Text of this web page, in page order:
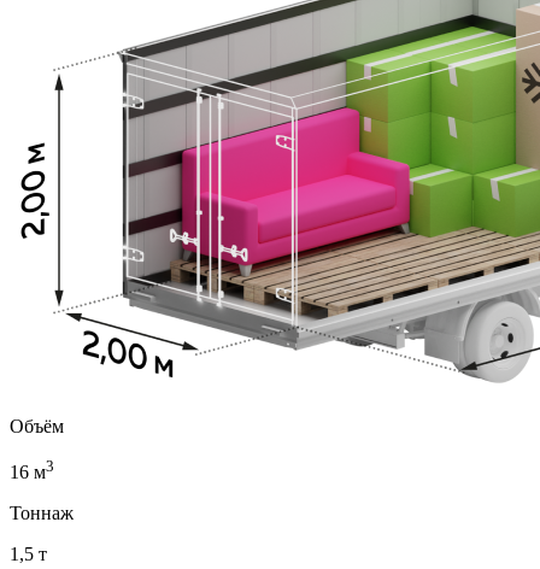
Объём
16 м3
Тоннаж
1,5 т